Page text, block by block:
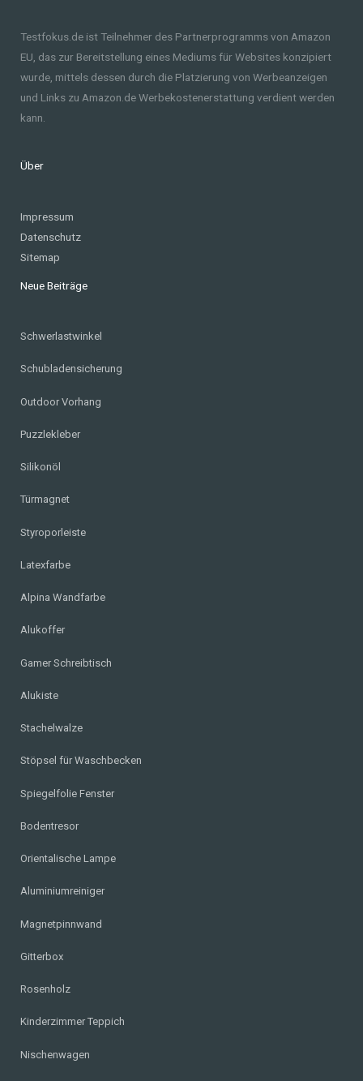
Testfokus.de ist Teilnehmer des Partnerprogramms von Amazon
EU, das zur Bereitstellung eines Mediums für Websites konzipiert
wurde, mittels dessen durch die Platzierung von Werbeanzeigen
und Links zu Amazon.de Werbekostenerstattung verdient werden
kann.
Über
Impressum
Datenschutz
Sitemap
Neue Beiträge
Schwerlastwinkel
Schubladensicherung
Outdoor Vorhang
Puzzlekleber
Silikonöl
Türmagnet
Styroporleiste
Latexfarbe
Alpina Wandfarbe
Alukoffer
Gamer Schreibtisch
Alukiste
Stachelwalze
Stöpsel für Waschbecken
Spiegelfolie Fenster
Bodentresor
Orientalische Lampe
Aluminiumreiniger
Magnetpinnwand
Gitterbox
Rosenholz
Kinderzimmer Teppich
Nischenwagen